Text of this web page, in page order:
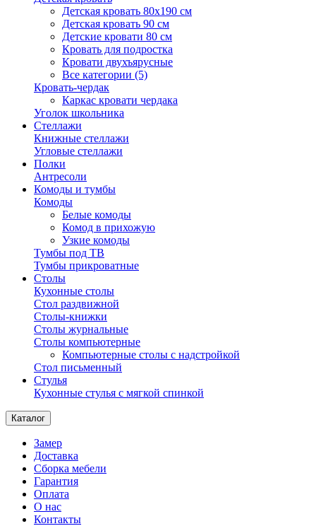
Детская кровать 80х190 см
Детская кровать 90 см
Детские кровати 80 см
Кровать для подростка
Кровати двухъярусные
Все категории (5)
Кровать-чердак
Каркас кровати чердака
Уголок школьника
Стеллажи
Книжные стеллажи
Угловые стеллажи
Полки
Антресоли
Комоды и тумбы
Комоды
Белые комоды
Комод в прихожую
Узкие комоды
Тумбы под ТВ
Тумбы прикроватные
Столы
Кухонные столы
Стол раздвижной
Столы-книжки
Столы журнальные
Столы компьютерные
Компьютерные столы с надстройкой
Стол письменный
Стулья
Кухонные стулья с мягкой спинкой
Каталог
Замер
Доставка
Сборка мебели
Гарантия
Оплата
О нас
Контакты